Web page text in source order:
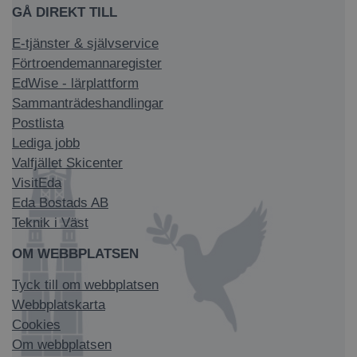
GÅ DIREKT TILL
E-tjänster & självservice
Förtroendemannaregister
EdWise - lärplattform
Sammanträdeshandlingar
Postlista
Lediga jobb
Valfjället Skicenter
VisitEda
Eda Bostads AB
Teknik i Väst
OM WEBBPLATSEN
Tyck till om webbplatsen
Webbplatskarta
Cookies
Om webbplatsen